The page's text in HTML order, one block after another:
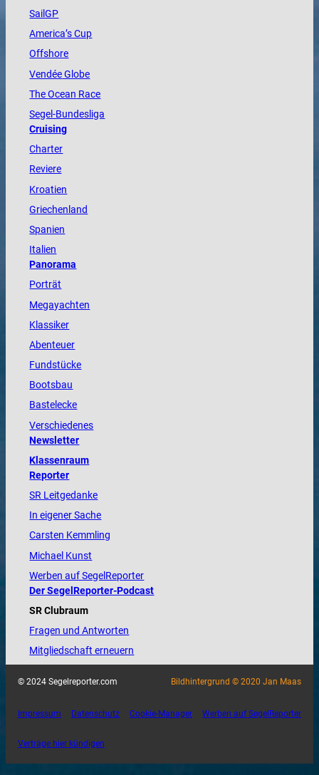
SailGP
America’s Cup
Offshore
VendéeGlobe
TheOcean Race
Segel-Bundesliga
Cruising
Charter
Reviere
Kroatien
Griechenland
Spanien
Italien
Panorama
Porträt
Megayachten
Klassiker
Abenteuer
Fundstücke
Bootsbau
Bastelecke
Verschiedenes
Newsletter
Klassenraum
Reporter
SR Leitgedanke
In eigener Sache
Carsten Kemmling
Michael Kunst
Werben auf SegelReporter
Der SegelReporter-Podcast
SR Clubraum
Fragen und Antworten
Mitgliedschaft erneuern
© 2024 Segelreporter.com Bildhintergrund © 2020 Jan Maas
Impressum Datenschutz Cookie-Manager Werben auf SegelReporter
Verträge hier kündigen